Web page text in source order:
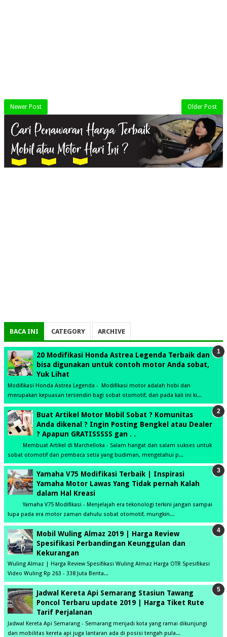
Newer Post Older Post
BACA INI CATEGORY ARCHIVE
20 Modifikasi Honda Astrea Legenda Terbaik dan
bisa digunakan untuk contoh motor Anda sobat,
Yuk Lihat
Modifikasi Honda Astrea Legenda - Modifikasi motor adalah hobi dan
merupakan kepuasan tersendiri bagi sobat otomotif, dan pada kali ini ki...
Buat Artikel Motor Mobil Sobat ? Komunitas
Anda dikenal ? Ingin Posting Bengkel atau Dealer
? Apapun GRATISSSSS gan . .
Membuat Artikel di Marchelloka - Salam hangat dan salam sukses untuk
sobat otomotif dan pembaca setia yang budiman, mengetahui p...
Yamaha V75 Modifikasi Terbaik | Inspirasi
Yamaha Motor Lawas Yang Tidak pernah Kalah
dalam Hal Kreasi
Yamaha V75 Modifikasi - Menjelajah era tekonologi terkini jangan sampai
lupa pada era motor zaman dahulu sobat otomotif, mungkin...
Mobil Wuling Almaz 2019 | Harga Review
Spesifikasi Perbandingan Keunggulan dan
Kekurangan
Wuling Almaz | Harga Review Spesifikasi Wuling Almaz Harga OTR Spesifikasi
Video Wuling Rp 263 - 338 Juta Berita...
Jadwal Kereta Api Semarang Stasiun Tawang
Poncol Terbaru update 2019 | Harga Tiket Rute
Tarif Perjalanan
Jadwal Kereta Api Semarang - Semarang menjadi kota yang ramai dikunjungi
dan mobilitas kereta api juga lantaran ada di posisi tengah pula...